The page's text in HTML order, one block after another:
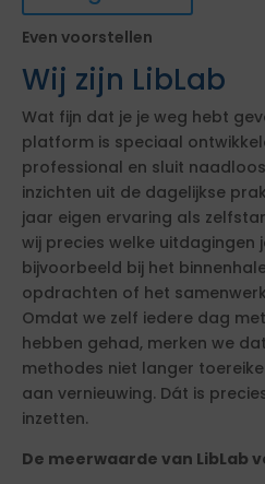
Even voorstellen
Wij zijn LibLab
Wat fijn dat je je weg hebt
platform is speciaal
professional en sluit
inzichten uit de dagelijkse
jaar eigen ervaring als
wij precies welke uitdagingen
bijvoorbeeld bij het
opdrachten of het
Omdat we zelf iedere dag
hebben gehad, merken we
methodes niet langer
aan vernieuwing. Dát is
inzetten.
De meerwaarde van LibLab